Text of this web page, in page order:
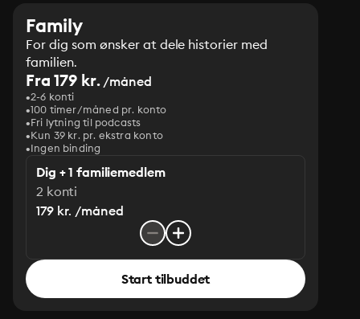
Family
For dig som ønsker at dele historier med
familien.
Fra 179 kr./måned
2-6 konti
100 timer/måned pr. konto
Fri lytning til podcasts
Kun 39 kr. pr. ekstra konto
Ingen binding
Dig + 1 familiemedlem
2 konti
179 kr. /måned
Start tilbuddet